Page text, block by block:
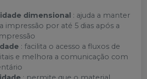
dimensional : ajuda a manter
impressão por até 5 dias após a
: facilita o acesso a fluxos de
e melhora a comunicação com